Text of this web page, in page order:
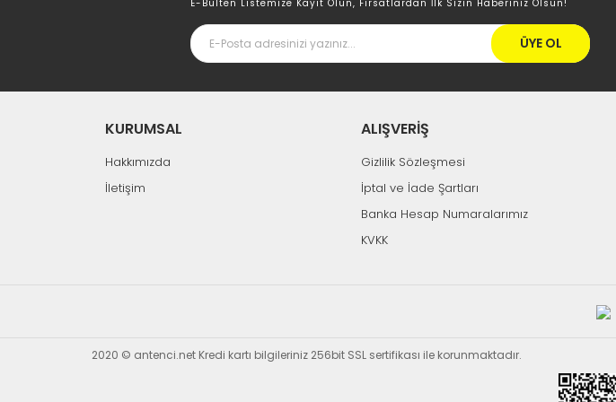
E-Bülten Listemize Kayıt Olun, Fırsatlardan İlk Sizin Haberiniz Olsun!
ÜYE OL
KURUMSAL
Hakkımızda
İletişim
ALIŞVERİŞ
Gizlilik Sözleşmesi
İptal ve İade Şartları
Banka Hesap Numaralarımız
KVKK
2020 © antenci.net Kredi kartı bilgileriniz 256bit SSL sertifikası ile korunmaktadır.